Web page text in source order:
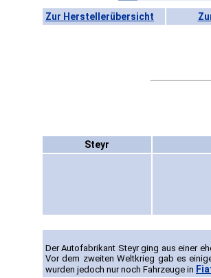
Zur Herstellerübersicht
Steyr
Der Autofabrikant Steyr ging aus einer
Vor dem zweiten Weltkrieg gab es
wurden jedoch nur noch Fahrzeuge in